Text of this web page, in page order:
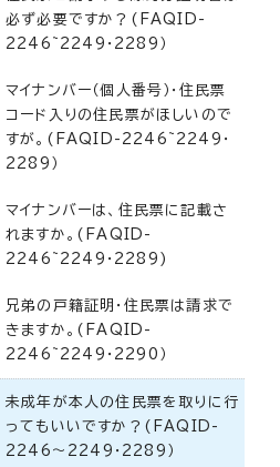
必ず必要ですか？(FAQID-
2246~2249・2289）
マイナンバー（個人番号）・住民票
コード入りの住民票がほしいので
すが。(FAQID-2246~2249・
2289）
マイナンバーは、住民票に記載さ
れますか。(FAQID-
2246~2249・2289)
兄弟の戸籍証明・住民票は請求で
きますか。(FAQID-
2246~2249・2290）
未成年が本人の住民票を取りに行
ってもいいですか？(FAQID-
2246～2249・2289）